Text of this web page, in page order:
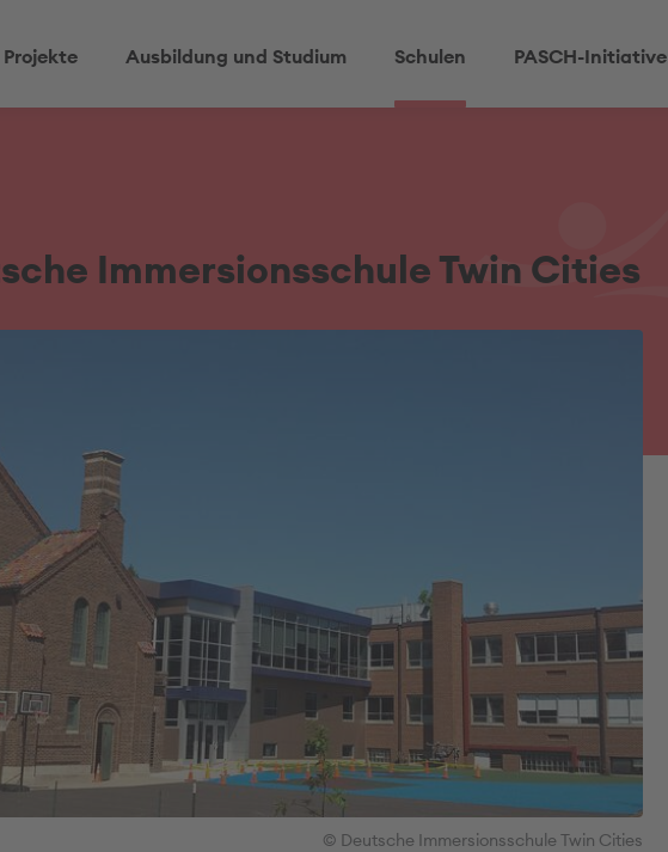
Projekte Ausbildung und Studium Schulen PASCH-Initiative
Immersionsschule Twin Cities
© Deutsche Immersionsschule Twin Cities